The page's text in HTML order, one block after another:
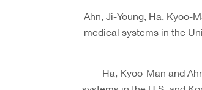
- Ahn, Ji-Young, Ha,
medical systems in the
- Ha, Kyoo-Man and